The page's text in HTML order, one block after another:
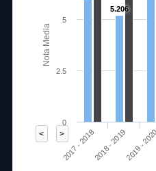
< >
Nota Media
5.206
2017 - 20182018 - 20192019 - 2020
0
2.5
5